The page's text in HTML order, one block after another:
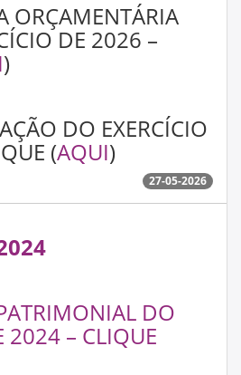
ORÇAMENTÁRIA
DE 2026 –
)
DO EXERCÍCIO
(AQUI)
27-05-2026
DO
2024 – CLIQUE